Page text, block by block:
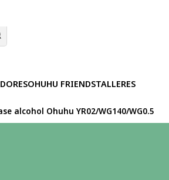
OHUHU FRIENDSTALLERES
alcohol Ohuhu YR02/WG140/WG0.5